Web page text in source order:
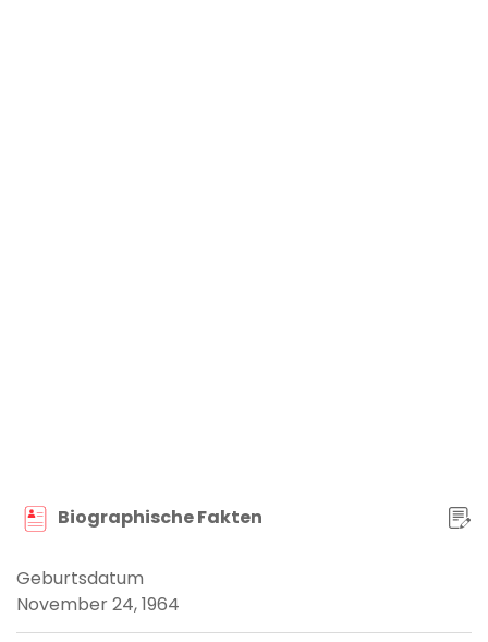
Biographische Fakten
Geburtsdatum
November 24, 1964